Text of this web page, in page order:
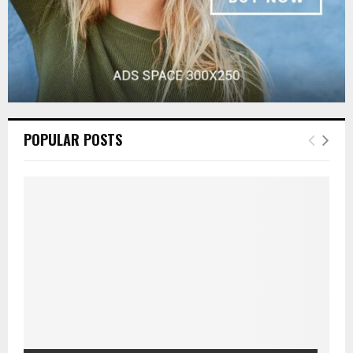
POPULAR POSTS